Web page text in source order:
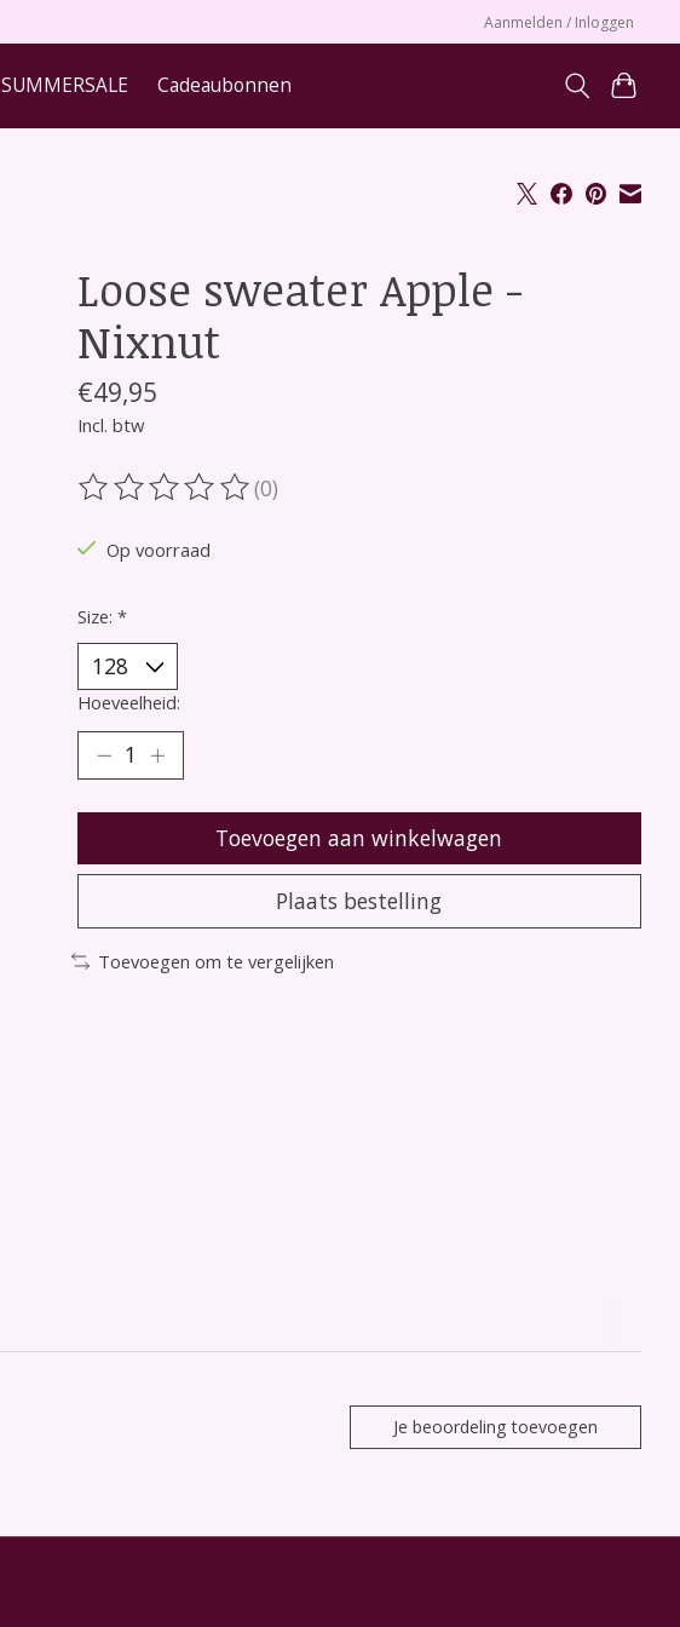
Aanmelden / Inloggen
SUMMERSALE Cadeaubonnen
Loose sweater Apple -
Nixnut
€49,95
Incl. btw
De beoordeling van dit product is
(0)
Op voorraad
Size: *
Hoeveelheid:
Toevoegen aan winkelwagen
Plaats bestelling
Toevoegen om te vergelijken
Je beoordeling toevoegen